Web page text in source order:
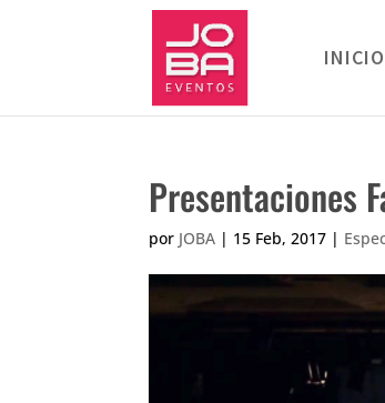
INICIO
Presentaciones
por JOBA | 15 Feb, 2017 |